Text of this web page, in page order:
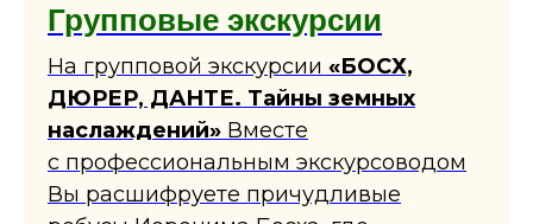
Групповые экскурсии
На групповой экскурсии «БОСХ,
ДЮРЕР, ДАНТЕ. Тайны земных
наслаждений» Вместе
с профессиональным экскурсоводом
Вы расшифруете причудливые